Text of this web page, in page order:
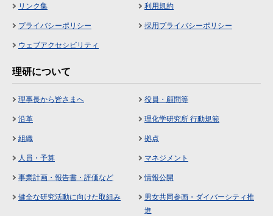
リンク集 利用規約
プライバシーポリシー 採用プライバシーポリシー
ウェブアクセシビリティ
理研について
理事長から皆さまへ 役員・顧問等
沿革 理化学研究所 行動規範
組織 拠点
人員・予算 マネジメント
事業計画・報告書・評価など 情報公開
健全な研究活動に向けた取組み
男女共同参画・ダイバーシティ推
進